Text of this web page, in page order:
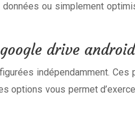
ou simplement
drive android
indépendamment. Ces
options vous permet